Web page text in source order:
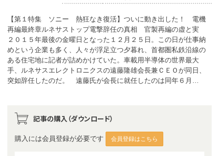
【第１特集 ソニー 熱狂なき復活】ついに動き出した！ 電機
再編最終章ルネサストップ電撃辞任の真相 官製再編の虚と実
２０１５年最後の金曜日となった１２月２５日。この日が仕事納
めという企業も多く、人々が浮足立つ夕暮れ、首都圏私鉄沿線の
ある住宅地に記者が詰めかけていた。車載用半導体の世界最大
手、ルネサスエレクトロニクスの遠藤隆雄会長兼ＣＥＯが同日、
突如辞任したのだ。 遠藤氏が会長に就任したのは同年６月…
記事の購入（ダウンロード）
購入には会員登録が必要です 会員登録はこちら